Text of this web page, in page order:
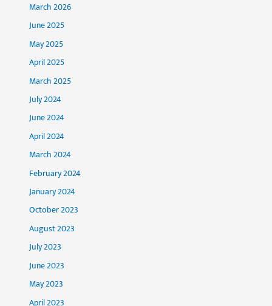
March 2026
June 2025
May 2025
April 2025
March 2025
July 2024
June 2024
April 2024
March 2024
February 2024
January 2024
October 2023
August 2023
July 2023
June 2023
May 2023
April 2023